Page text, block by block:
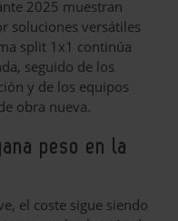
2025 muestran
soluciones versátiles
split 1x1 continúa
seguido de los
y de los equipos
obra nueva.
peso en la
el coste sigue siendo